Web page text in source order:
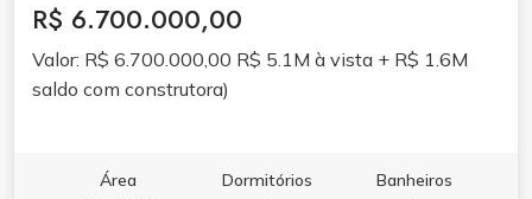
R$ 6.700.000,00
Valor: R$ 6.700.000,00 R$ 5.1M à vista + R$ 1.6M
saldo com construtora)
Área
Dormitórios
Banheiros